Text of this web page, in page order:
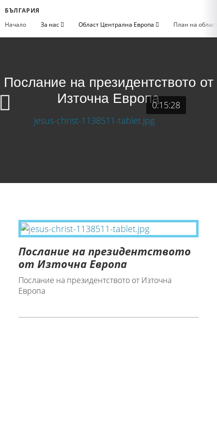
БЪЛГАРИЯ
Начало
За нас Област Централна Европа План на
Послание на президентството от
Източна Европа0:15:28
Послание на президентството
от Източна Европа
Послание на президентството от Източна
Европа